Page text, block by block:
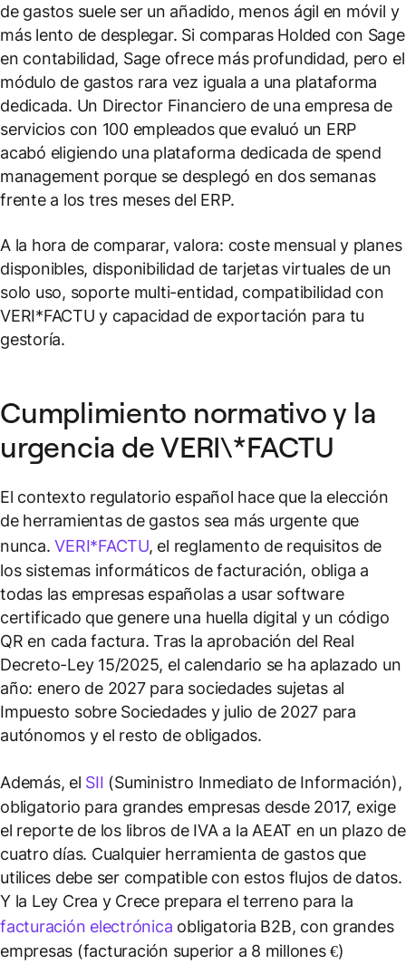
de gastos suele ser un añadido, menos ágil en móvil y
más lento de desplegar. Si comparas Holded con Sage
en contabilidad, Sage ofrece más profundidad, pero el
módulo de gastos rara vez iguala a una plataforma
dedicada. Un Director Financiero de una empresa de
servicios con 100 empleados que evaluó un ERP
acabó eligiendo una plataforma dedicada de spend
management porque se desplegó en dos semanas
frente a los tres meses del ERP.
A la hora de comparar, valora: coste mensual y planes
disponibles, disponibilidad de tarjetas virtuales de un
solo uso, soporte multi-entidad, compatibilidad con
VERI*FACTU y capacidad de exportación para tu
gestoría.
Cumplimiento normativo y la
urgencia de VERI\*FACTU
El contexto regulatorio español hace que la elección
de herramientas de gastos sea más urgente que
nunca.VERI*FACTU, el reglamento de requisitos de
los sistemas informáticos de facturación, obliga a
todas las empresas españolas a usar software
certificado que genere una huella digital y un código
QR en cada factura. Tras la aprobación del Real
Decreto-Ley 15/2025, el calendario se ha aplazado un
año: enero de 2027 para sociedades sujetas al
Impuesto sobre Sociedades y julio de 2027 para
autónomos y el resto de obligados.
Además, el SII (Suministro Inmediato de Información),
obligatorio para grandes empresas desde 2017, exige
el reporte de los libros de IVA a la AEAT en un plazo de
cuatro días. Cualquier herramienta de gastos que
utilices debe ser compatible con estos flujos de datos.
Y la Ley Crea y Crece prepara el terreno para la
facturación electrónica obligatoria B2B, con grandes
empresas (facturación superior a 8 millones €)